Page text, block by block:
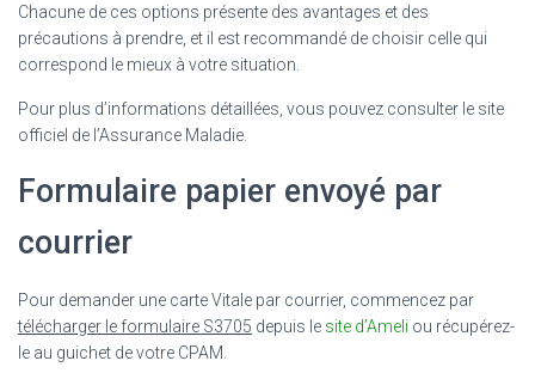
Chacune de ces options présente des avantages et des
précautions à prendre, et il est recommandé de choisir celle qui
correspond le mieux à votre situation.
Pour plus d’informations détaillées, vous pouvez consulter le site
officiel de l’Assurance Maladie.
Formulaire papier envoyé par
courrier
Pour demander une carte Vitale par courrier, commencez par
télécharger le formulaire S3705 depuis le site d’Ameli ou récupérez-
le au guichet de votre CPAM.